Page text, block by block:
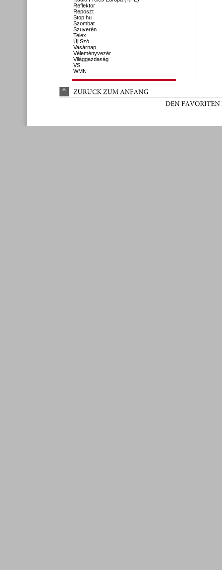
Reflektor
Reposzt
Stop.hu
Szombat
Szuverén
Telex
Új Szó
Vasárnap
Véleményvezér
Világgazdaság
VS
WMN
^ ZURÜCK ZUM ANFANG
DEN FAVORITEN